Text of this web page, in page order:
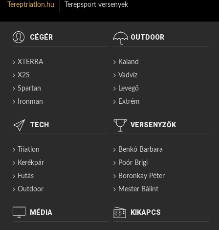
Tereptriatlon.hu Terepsport versenyek
CÉGÉR
XTERRA
X2S
Spartan
Ironman
OUTDOOR
Kaland
Vadvíz
Levegő
Extrém
TECH
Triatlon
Kerékpár
Futás
Outdoor
VERSENYZŐK
Benkó Barbara
Poór Brigi
Boronkay Péter
Mester Bálint
MÉDIA KIKAPCS